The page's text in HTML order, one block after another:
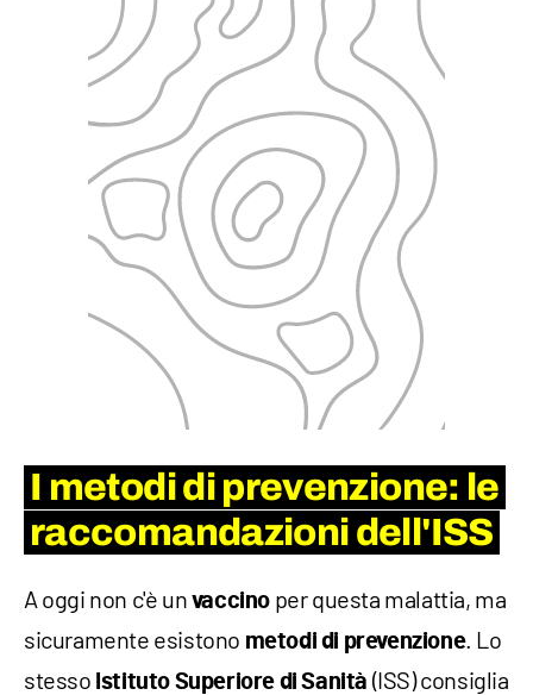
I metodi di prevenzione: le
raccomandazioni dell'ISS
A oggi non c'è un vaccino per questa malattia, ma
sicuramente esistono metodi di prevenzione. Lo
stesso Istituto Superiore di Sanità (ISS) consiglia